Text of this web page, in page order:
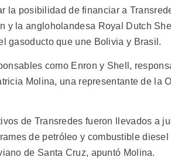
la posibilidad de financiar a
y la angloholandesa Royal Dutch
gasoducto que une Bolivia y Brasil.
como Enron y Shell,
Molina, una representante de la
de Transredes fueron llevados a
de petróleo y combustible
de Santa Cruz, apuntó Molina.